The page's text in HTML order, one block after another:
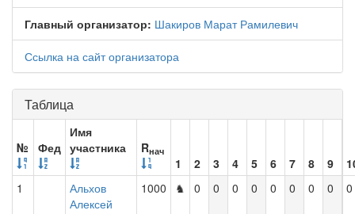
Главный организатор: Шакиров Марат Рамилевич
Ссылка на сайт организатора
Таблица
№ Фед
Имя
участника
Rнач
1 2 3 4 5 6 7 8 9
1
Альхов
Алексей
1000 ♞ 0 0 0 0 0 0 0 0 0